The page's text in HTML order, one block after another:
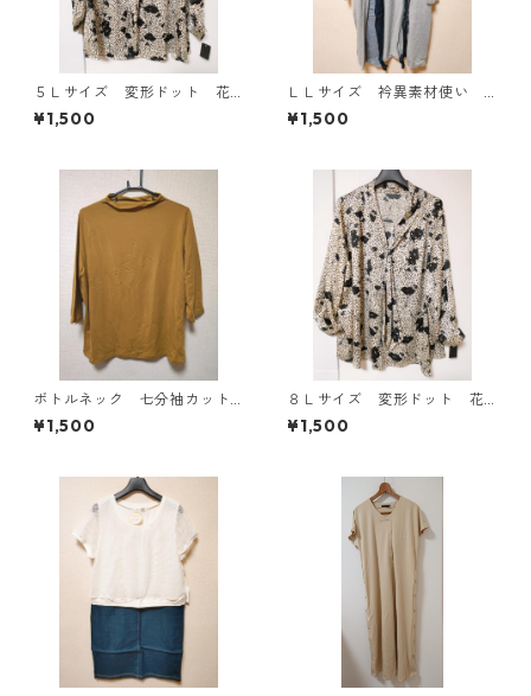
５Ｌサイズ 変形ドット 花
柄 ボウタイブラウス オフ
ホワイト KAE-4764
¥1,500
ＬＬサイズ 衿異素材使い
トッパーカーディガン グレ
ー KAE-4807
¥1,500
ボトルネック 七分袖カット
ソー ４Ｌ マスタード KA
E-4816
¥1,500
８Ｌサイズ 変形ドット 花
柄 ボウタイブラウス オフ
ホワイト KAE-4770
¥1,500